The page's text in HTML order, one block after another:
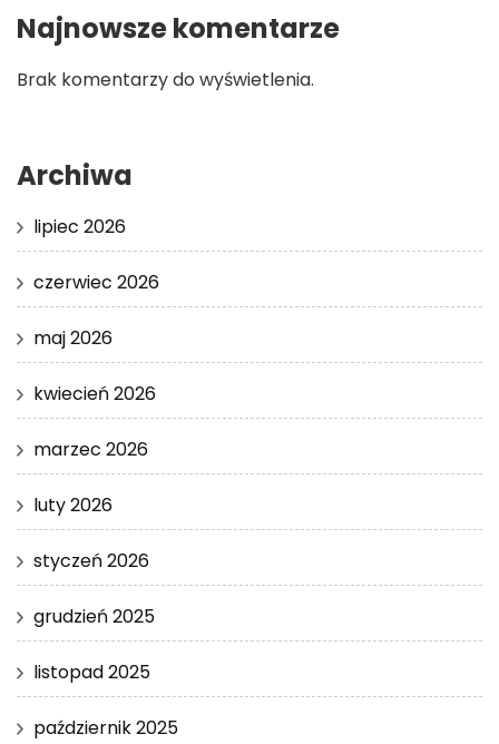
Najnowsze komentarze
Brak komentarzy do wyświetlenia.
Archiwa
lipiec 2026
czerwiec 2026
maj 2026
kwiecień 2026
marzec 2026
luty 2026
styczeń 2026
grudzień 2025
listopad 2025
październik 2025